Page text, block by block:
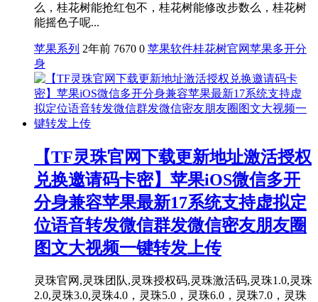
么，桂花树能抢红包不，桂花树能修改步数么，桂花树
能摇色子呢...
苹果系列 2年前 7670 0 苹果软件桂花树官网苹果多开分
身
【TF灵珠官网下载更新地址激活授权
兑换邀请码卡密】苹果iOS微信多开
分身兼容苹果最新17系统支持虚拟定
位语音转发微信群发微信密友朋友圈
图文大视频一键转发上传
灵珠官网,灵珠团队,灵珠授权码,灵珠激活码,灵珠1.0,灵珠
2.0,灵珠3.0,灵珠4.0，灵珠5.0，灵珠6.0，灵珠7.0，灵珠